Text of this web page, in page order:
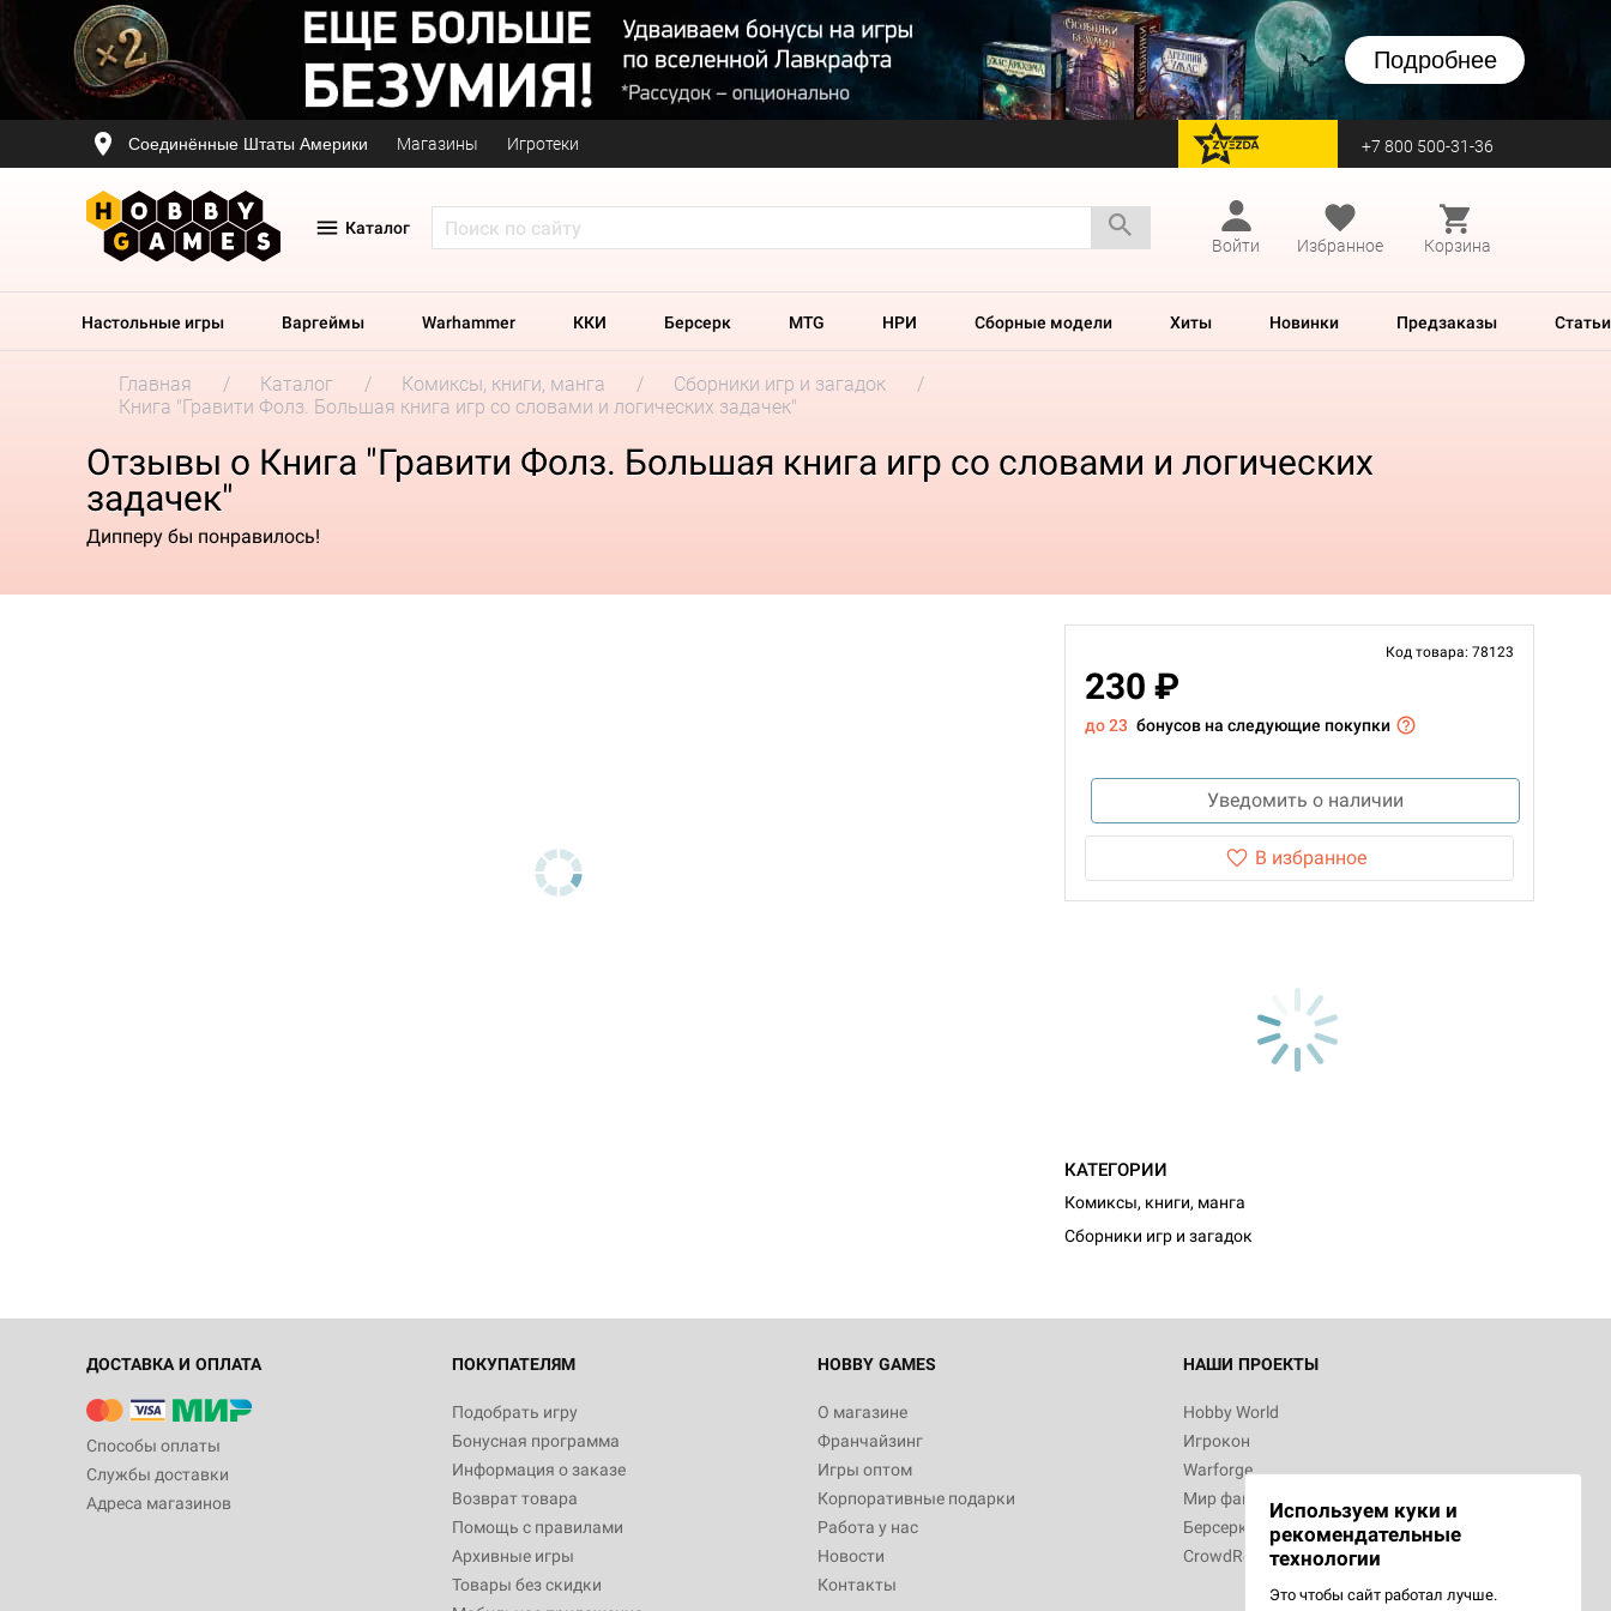
Подробнее
Соединённые Штаты Америки Магазины Игротеки перейти на Zvezda +7 800 500-31-36
Каталог
Войти
Избранное Корзина
Настольные игры Варгеймы Warhammer ККИ Берсерк MTG НРИ Сборные модели Хиты Новинки Предзаказы Статьи
Главная Каталог Комиксы, книги, манга
Сборники игр и загадок
Книга "Гравити Фолз. Большая книга игр со словами и логических задачек"
Отзывы о Книга "Гравити Фолз. Большая книга игр со словами и логических
задачек"
Дипперу бы понравилось!
Код товара: 78123
230 ₽
до 23 бонусов на следующие покупки
Уведомить о наличии
В избранное
КАТЕГОРИИ
Комиксы, книги, манга
Сборники игр и загадок
ДОСТАВКА И ОПЛАТА
Способы оплаты
Службы доставки
Адреса магазинов
ПОКУПАТЕЛЯМ
Подобрать игру
Бонусная программа
Информация о заказе
Возврат товара
Помощь с правилами
Архивные игры
Товары без скидки
HOBBY GAMES
О магазине
Франчайзинг
Игры оптом
Корпоративные подарки
Работа у нас
Новости
Контакты
НАШИ ПРОЕКТЫ
Hobby World
Игрокон
Warforge
Мир фантастики
Берсерк
CrowdRepublic
Используем куки и
рекомендательные
технологии
Это чтобы сайт работал лучше.